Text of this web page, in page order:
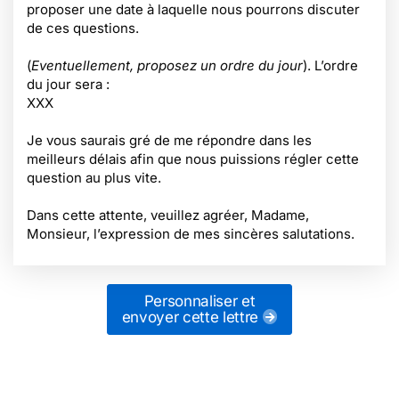
proposer une date à laquelle nous pourrons discuter
de ces questions.
(Eventuellement, proposez un ordre du jour). L’ordre
du jour sera :
XXX
Je vous saurais gré de me répondre dans les
meilleurs délais afin que nous puissions régler cette
question au plus vite.
Dans cette attente, veuillez agréer, Madame,
Monsieur, l’expression de mes sincères salutations.
Personnaliser et
envoyer cette lettre